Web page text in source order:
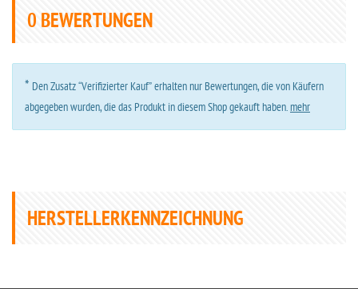
0 BEWERTUNGEN
* Den Zusatz “Verifizierter Kauf” erhalten nur Bewertungen, die von Käufern
abgegeben wurden, die das Produkt in diesem Shop gekauft haben.mehr
HERSTELLERKENNZEICHNUNG